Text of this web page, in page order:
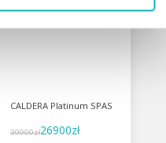
CALDERA Platinum SPAS
39900zł26900zł